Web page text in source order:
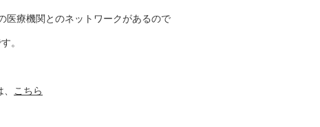
療機関とのネットワークがあるので
。
こちら